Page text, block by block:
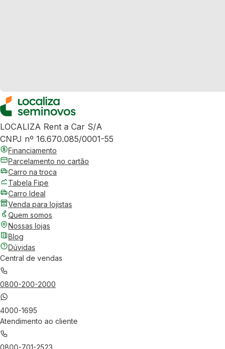
LOCALIZA Rent a Car S/A
CNPJ nº 16.670.085/0001-55
Financiamento
Parcelamento no cartão
Carro na troca
Tabela Fipe
Carro Ideal
Venda para lojistas
Quem somos
Nossas lojas
Blog
Dúvidas
Central de vendas
0800-200-2000
4000-1695
Atendimento ao cliente
0800-701-2523